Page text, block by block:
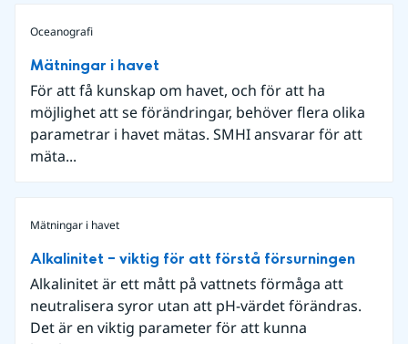
Oceanografi
Mätningar i havet
För att få kunskap om havet, och för att ha
möjlighet att se förändringar, behöver flera olika
parametrar i havet mätas. SMHI ansvarar för att
mäta...
Mätningar i havet
Alkalinitet – viktig för att förstå försurningen
Alkalinitet är ett mått på vattnets förmåga att
neutralisera syror utan att pH-värdet förändras.
Det är en viktig parameter för att kunna